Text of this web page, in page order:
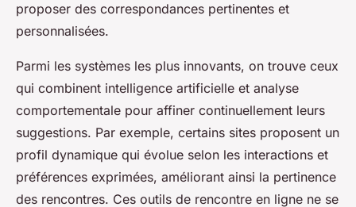
proposer des correspondances pertinentes et
personnalisées.
Parmi les systèmes les plus innovants, on trouve ceux
qui combinent intelligence artificielle et analyse
comportementale pour affiner continuellement leurs
suggestions. Par exemple, certains sites proposent un
profil dynamique qui évolue selon les interactions et
préférences exprimées, améliorant ainsi la pertinence
des rencontres. Ces outils de rencontre en ligne ne se